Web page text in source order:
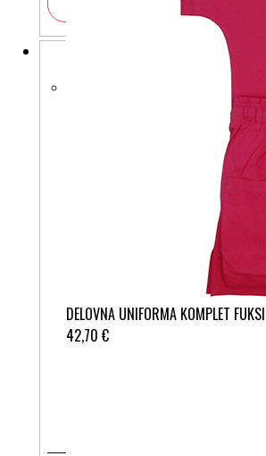
DELOVNA UNIFORMA KOMPLET
42,70 €